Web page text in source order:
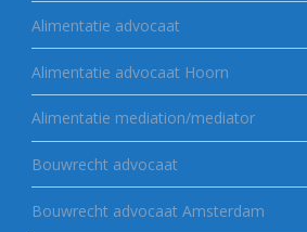
Alimentatie advocaat
Alimentatie advocaat Hoorn
Alimentatie mediation/mediator
Bouwrecht advocaat
Bouwrecht advocaat Amsterdam